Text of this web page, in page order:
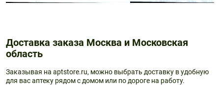
Доставка заказа Москва и Московская
область
Заказывая на aptstore.ru, можно выбрать доставку в удобную
для вас аптеку рядом с домом или по дороге на работу.